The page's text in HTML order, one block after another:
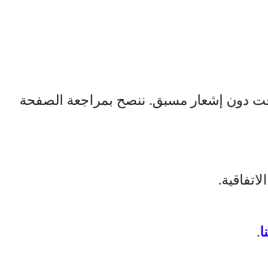
دون إشعار مسبق. ننصح بمراجعة الصفحة
.